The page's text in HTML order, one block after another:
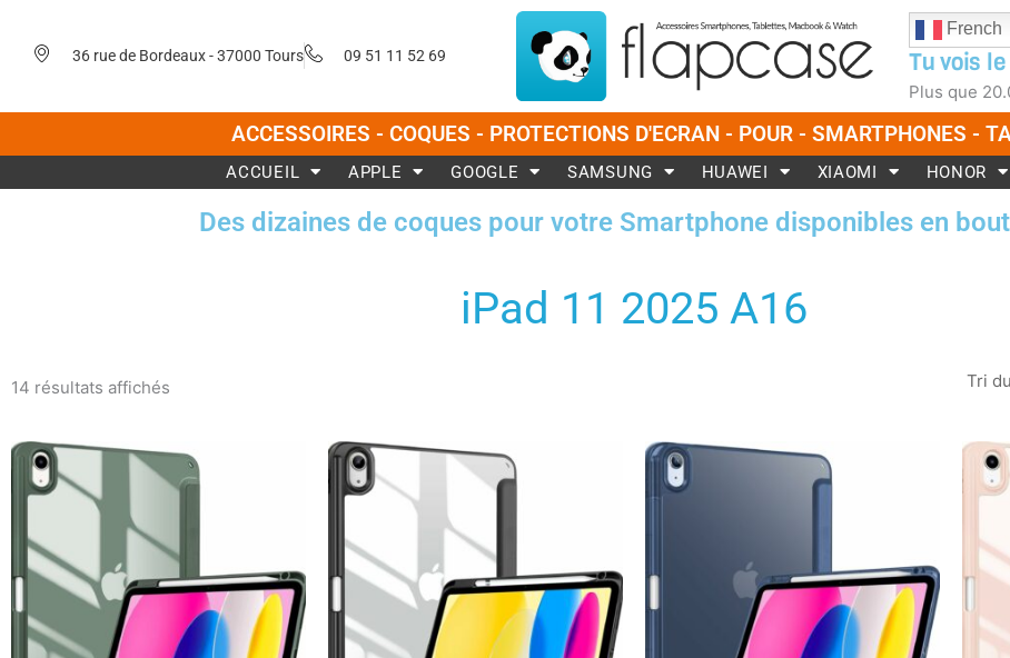
contenu
36 rue de Bordeaux - 37000 Tours 09 51 11 52 69
French
Tu vois
Plus que
ACCESSOIRES - COQUES - PROTECTIONS D'ECRAN - POUR - SMARTPHONES -
ACCUEIL APPLE GOOGLE SAMSUNG HUAWEI XIAOMI HONOR
Des dizaines de coques pour votre Smartphone disponibles en
iPad 11 2025 A16
14 résultats affichés
plus
ancien